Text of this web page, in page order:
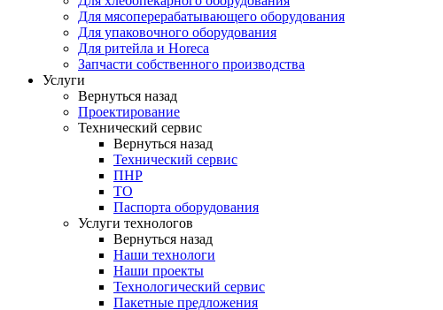
Для мясоперерабатывающего оборудования
Для упаковочного оборудования
Для ритейла и Horeca
Запчасти собственного производства
Услуги
Вернуться назад
Проектирование
Технический сервис
Вернуться назад
Технический сервис
ПНР
ТО
Паспорта оборудования
Услуги технологов
Вернуться назад
Наши технологи
Наши проекты
Технологический сервис
Пакетные предложения